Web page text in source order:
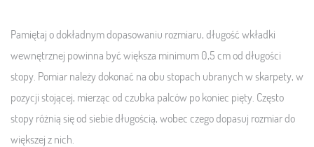
Pamiętaj o dokładnym dopasowaniu rozmiaru, długość wkładki
wewnętrznej powinna być większa minimum 0,5 cm od długości
stopy. Pomiar należy dokonać na obu stopach ubranych w skarpety, w
pozycji stojącej, mierząc od czubka palców po koniec pięty. Często
stopy różnią się od siebie długością, wobec czego dopasuj rozmiar do
większej z nich.